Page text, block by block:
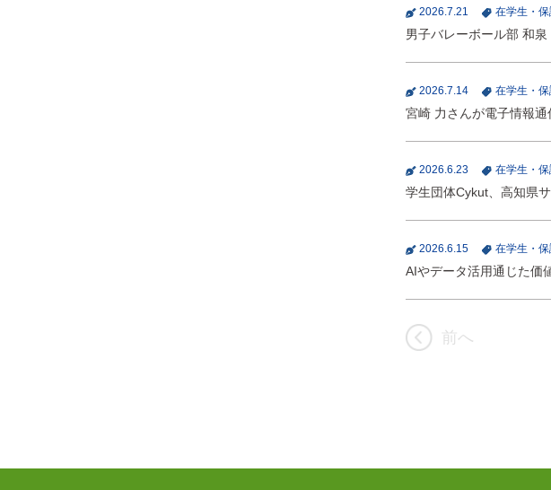
2026.7.21 在学生・
男子バレーボール部 和
2026.7.14 在学生・
宮崎 力さんが電子情報
2026.6.23 在学生・
学生団体Cykut、高知県
2026.6.15 在学生・
AIやデータ活用通じた
前へ